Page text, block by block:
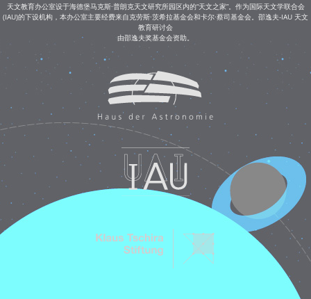
天文教育办公室设于海德堡马克斯·普朗克天文研究所园区内的“天文之家”。作为国际天文学联合会
(IAU)的下设机构，本办公室主要经费来自克劳斯·茨希拉基金会和卡尔·蔡司基金会。邵逸夫-IAU 天文
教育研讨会
由邵逸夫奖基金会资助。